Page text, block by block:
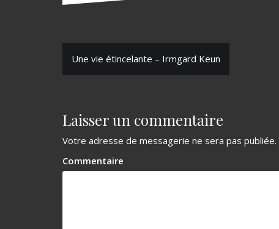
N
i
g
a
Une vie étincelante – Irmgard Keun
Laisser un commentaire
Votre adresse de messagerie ne sera pas publiée.
Commentaire